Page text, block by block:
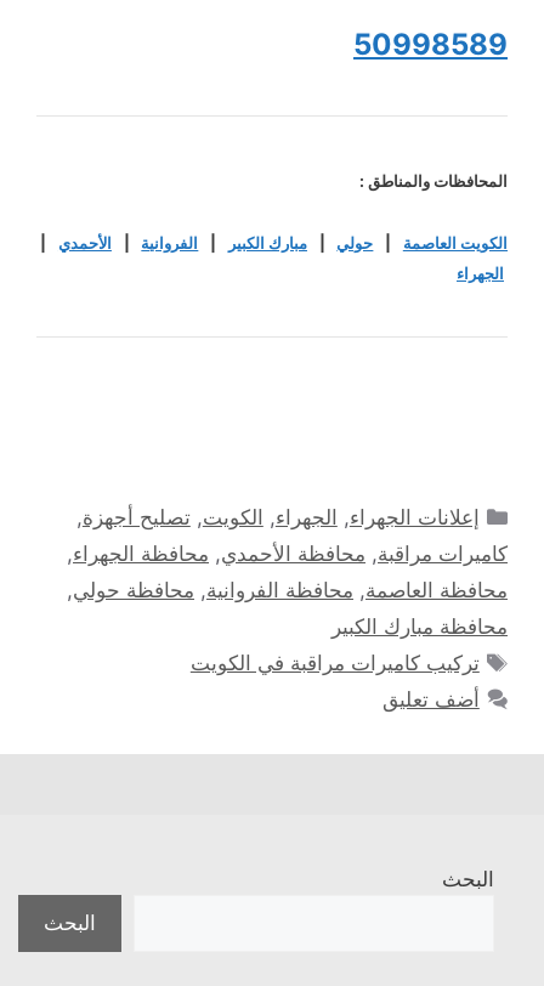
50998589
المحافظات والمناطق :
الكويت العاصمة حولي|مبارك الكبير الفروانية الأحمدي
الجهراء
التصنيفات
إعلانات الجهراء, الجهراء, الكويت,تصليح أجهزة,
كاميرات مراقبة, محافظة الأحمدي, محافظة الجهراء,
محافظة العاصمة, محافظة الفروانية, محافظة حولي,
محافظة مبارك الكبير
الوسوم
تركيب كاميرات مراقبة في الكويت
أضف تعليق
البحث
البحث